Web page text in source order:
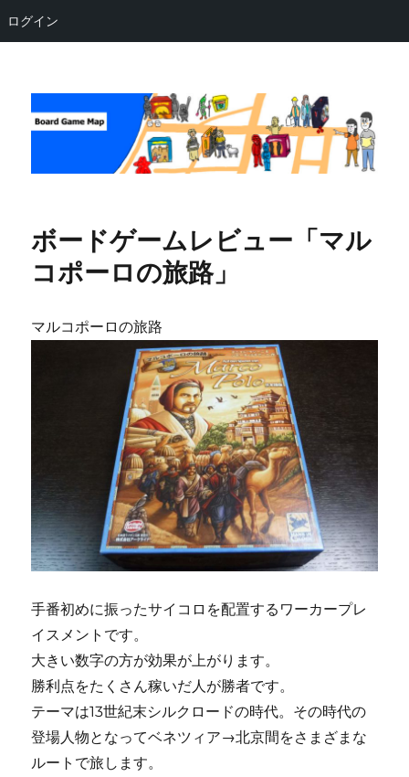
ログイン
Board Game Map
ボードゲームレビュー「マル
コポーロの旅路」
マルコポーロの旅路
手番初めに振ったサイコロを配置するワーカープレ
イスメントです。
大きい数字の方が効果が上がります。
勝利点をたくさん稼いだ人が勝者です。
テーマは13世紀末シルクロードの時代。その時代の
登場人物となってベネツィア→北京間をさまざまな
ルートで旅します。